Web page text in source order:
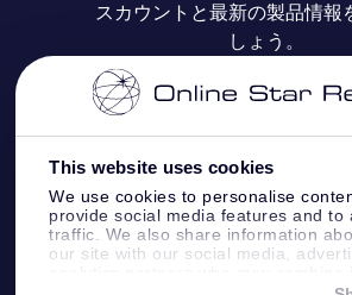
This website uses cookies
We use cookies to personalise
provide social media features and to
traffic. We also share information
our site with our social media,
information that you’ve provided to
レビュー
OSR ギフトカード
法人ギフト
カスタマイズされたStar Page
One Million Stars
OSR Starsaver
星間飛行VRアプリ
お支払いに関する情報
配送に関する情報
返品ポリシ
星座
スカウントと最新の製品情報
しょう。